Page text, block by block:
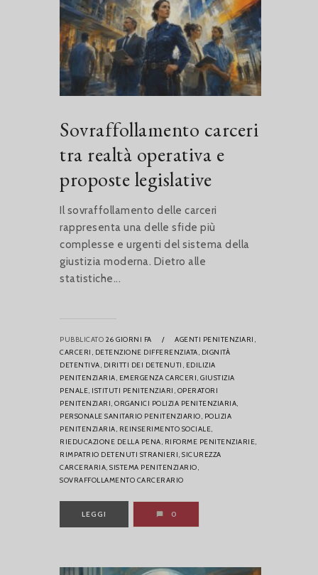
Sovraffollamento carceri
tra realtà operativa e
proposte legislative
Il sovraffollamento delle carceri
rappresenta una delle sfide più
complesse e urgenti del sistema della
giustizia moderna. Dietro alle
statistiche...
PUBBLICATO 26 GIORNI FA /
AGENTI PENITENZIARI,
CARCERI, DETENZIONE DIFFERENZIATA, DIGNITÀ
DETENTIVA, DIRITTI DEI DETENUTI, EDILIZIA
PENITENZIARIA, EMERGENZA CARCERI, GIUSTIZIA
PENALE, ISTITUTI PENITENZIARI, OPERATORI
PENITENZIARI, ORGANICI POLIZIA PENITENZIARIA,
PERSONALE SANITARIO PENITENZIARIO, POLIZIA
PENITENZIARIA, REINSERIMENTO SOCIALE,
RIEDUCAZIONE DELLA PENA, RIFORME PENITENZIARIE,
RIMPATRIO DETENUTI STRANIERI, SICUREZZA
CARCERARIA, SISTEMA PENITENZIARIO,
SOVRAFFOLLAMENTO CARCERARIO
LEGGI 0